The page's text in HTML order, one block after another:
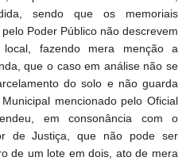
sendo que os memoriais
Poder Público não descrevem
fazendo mera menção a
que o caso em análise não se
do solo e não guarda
mencionado pelo Oficial
em consonância com o
de Justiça, que não pode ser
de um lote em dois, ato de mera